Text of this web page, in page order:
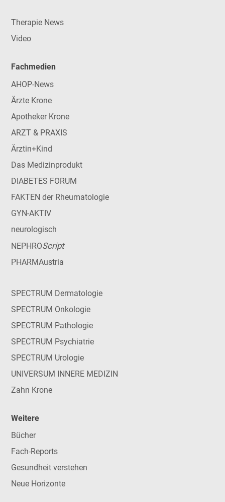
Therapie News
Video
Fachmedien
AHOP-News
Ärzte Krone
Apotheker Krone
ARZT & PRAXIS
Ärztin+Kind
Das Medizinprodukt
DIABETES FORUM
FAKTEN der Rheumatologie
GYN-AKTIV
neurologisch
NEPHROScript
PHARMAustria
SPECTRUM Dermatologie
SPECTRUM Onkologie
SPECTRUM Pathologie
SPECTRUM Psychiatrie
SPECTRUM Urologie
UNIVERSUM INNERE MEDIZIN
Zahn Krone
Weitere
Bücher
Fach-Reports
Gesundheit verstehen
Neue Horizonte